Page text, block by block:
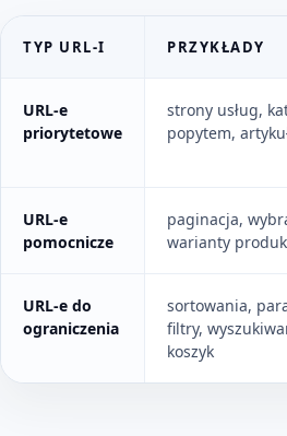
TYP URL-I PRZYKŁADY
URL-e
priorytetowe
strony usług,
popytem,
URL-e
pomocnicze
paginacja,
warianty
URL-e do
ograniczenia
sortowania,
filtry,
koszyk